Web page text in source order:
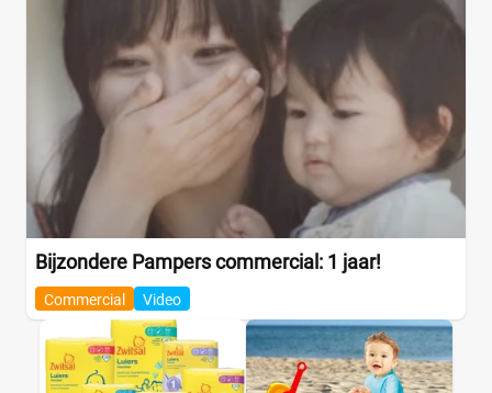
Bijzondere Pampers commercial: 1 jaar!
Commercial Video